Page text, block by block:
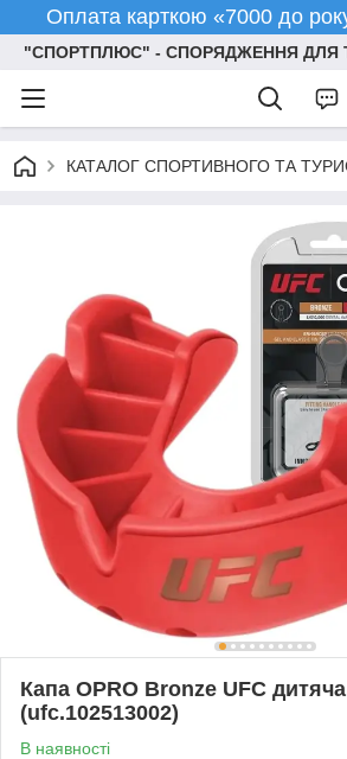
Оплата карткою «7000 до
"СПОРТПЛЮС" - СПОРЯДЖЕННЯ ДЛЯ
КАТАЛОГ СПОРТИВНОГО ТА
Капа OPRO Bronze UFC
(ufc.102513002)
В наявності